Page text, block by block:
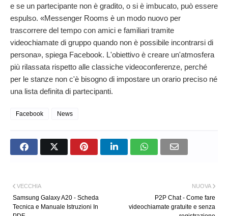
e se un partecipante non è gradito, o si è imbucato, può essere
espulso. «Messenger Rooms è un modo nuovo per
trascorrere del tempo con amici e familiari tramite
videochiamate di gruppo quando non è possibile incontrarsi di
persona», spiega Facebook. L'obiettivo è creare un'atmosfera
più rilassata rispetto alle classiche videoconferenze, perché
per le stanze non c'è bisogno di impostare un orario preciso né
una lista definita di partecipanti.
Facebook News
NUOVA
P2P Chat - Come fare
videochiamate gratuite e senza
VECCHIA
Samsung Galaxy A20 - Scheda
Tecnica e Manuale Istruzioni In